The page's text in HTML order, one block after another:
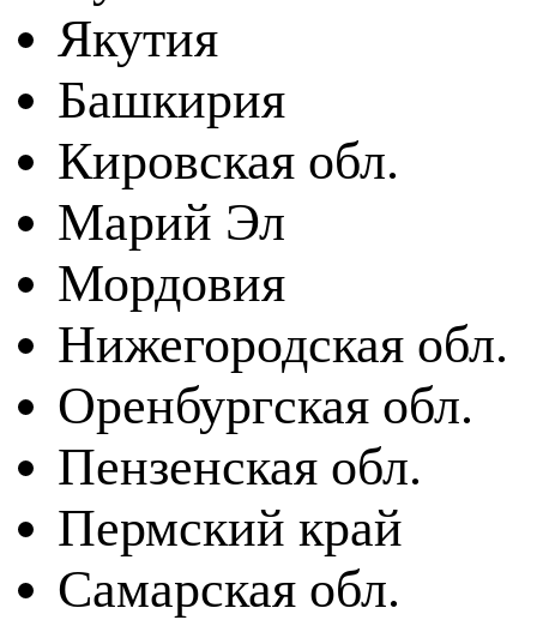
Якутия
Башкирия
Кировская обл.
Марий Эл
Мордовия
Нижегородская обл.
Оренбургская обл.
Пензенская обл.
Пермский край
Самарская обл.